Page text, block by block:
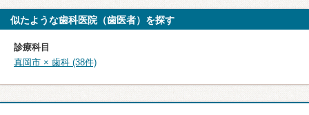
似たような歯科医院（歯医者）を探す
診療科目
真岡市 × 歯科 (38件)